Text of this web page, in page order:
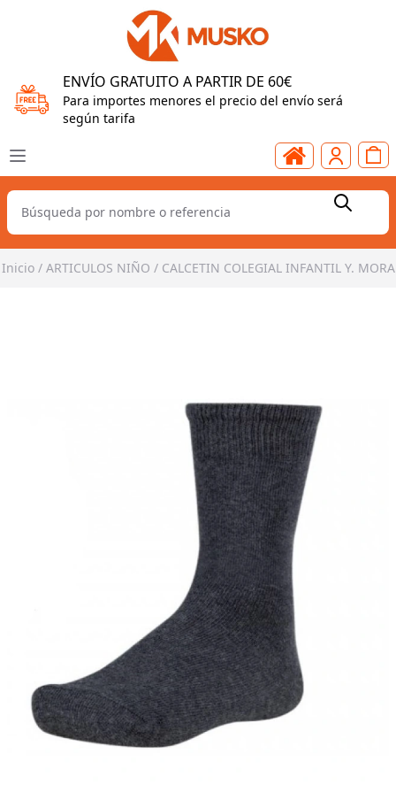
ENVÍO GRATUITO A PARTIR DE 60€
Para importes menores el precio del envío será
según tarifa
Inicio / ARTICULOS NIÑO / CALCETIN COLEGIAL INFANTIL Y. MORA